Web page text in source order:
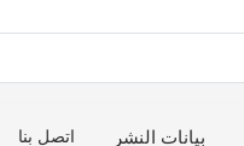
بيانات النشر اتصل بنا